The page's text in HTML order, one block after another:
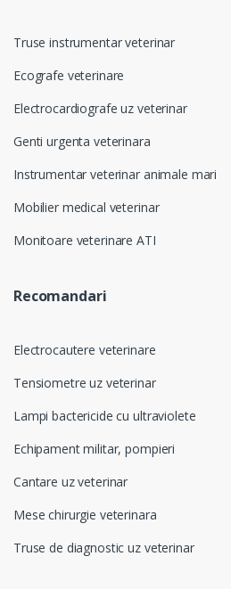
Truse instrumentar veterinar
Ecografe veterinare
Electrocardiografe uz veterinar
Genti urgenta veterinara
Instrumentar veterinar animale mari
Mobilier medical veterinar
Monitoare veterinare ATI
Recomandari
Electrocautere veterinare
Tensiometre uz veterinar
Lampi bactericide cu ultraviolete
Echipament militar, pompieri
Cantare uz veterinar
Mese chirurgie veterinara
Truse de diagnostic uz veterinar